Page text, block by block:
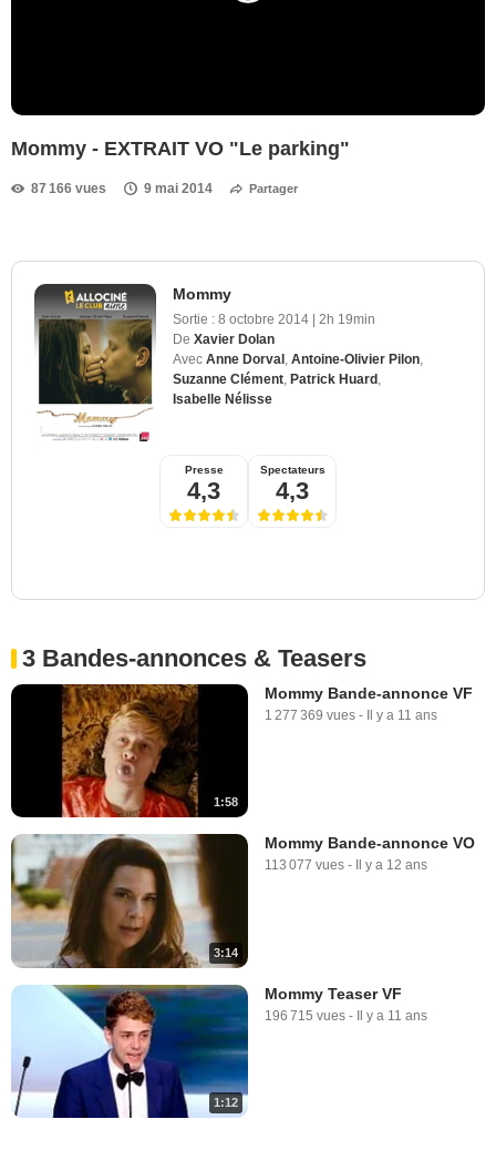
Mommy - EXTRAIT VO "Le parking"
87 166 vues 9 mai 2014 Partager
Mommy
Sortie : 8 octobre 2014 | 2h 19min
De Xavier Dolan
Avec Anne Dorval Antoine-Olivier Pilon
Suzanne Clément Patrick Huard
Isabelle Nélisse
Presse
4,3
Spectateurs
4,3
3 Bandes-annonces & Teasers
1:58
Mommy Bande-annonce VF
1 277 369 vues - Il y a 11 ans
3:14
Mommy Bande-annonce VO
113 077 vues - Il y a 12 ans
1:12
Mommy Teaser VF
196 715 vues - Il y a 11 ans